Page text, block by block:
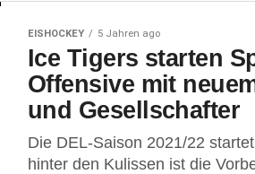
EISHOCKEY 5 Jahren ago
Ice Tigers starten
Offensive mit
und Gesellschafter
Die DEL-Saison 2021/22
hinter den Kulissen ist die